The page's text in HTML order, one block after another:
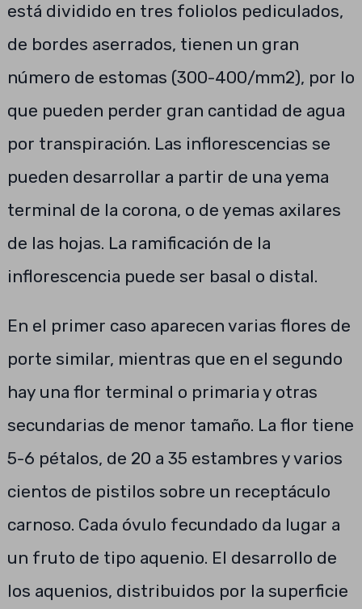
está dividido en tres foliolos pediculados,
de bordes aserrados, tienen un gran
número de estomas (300-400/mm2), por lo
que pueden perder gran cantidad de agua
por transpiración. Las inflorescencias se
pueden desarrollar a partir de una yema
terminal de la corona, o de yemas axilares
de las hojas. La ramificación de la
inflorescencia puede ser basal o distal.
En el primer caso aparecen varias flores de
porte similar, mientras que en el segundo
hay una flor terminal o primaria y otras
secundarias de menor tamaño. La flor tiene
5-6 pétalos, de 20 a 35 estambres y varios
cientos de pistilos sobre un receptáculo
carnoso. Cada óvulo fecundado da lugar a
un fruto de tipo aquenio. El desarrollo de
los aquenios, distribuidos por la superficie